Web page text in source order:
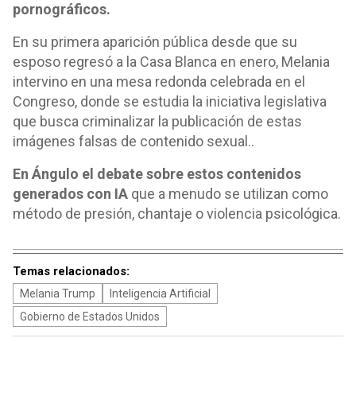
pornográficos.
En su primera aparición pública desde que su
esposo regresó a la Casa Blanca en enero, Melania
intervino en una mesa redonda celebrada en el
Congreso, donde se estudia la iniciativa legislativa
que busca criminalizar la publicación de estas
imágenes falsas de contenido sexual..
En Ángulo el debate sobre estos contenidos
generados con IA que a menudo se utilizan como
método de presión, chantaje o violencia psicológica.
Temas relacionados:
Melania Trump
Inteligencia Artificial
Gobierno de Estados Unidos